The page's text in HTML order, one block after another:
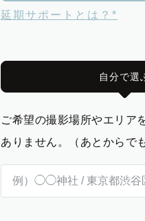
延期サポートとは？*
自分で選
ご希望の撮影場所やエリア
ありません。（あとからで